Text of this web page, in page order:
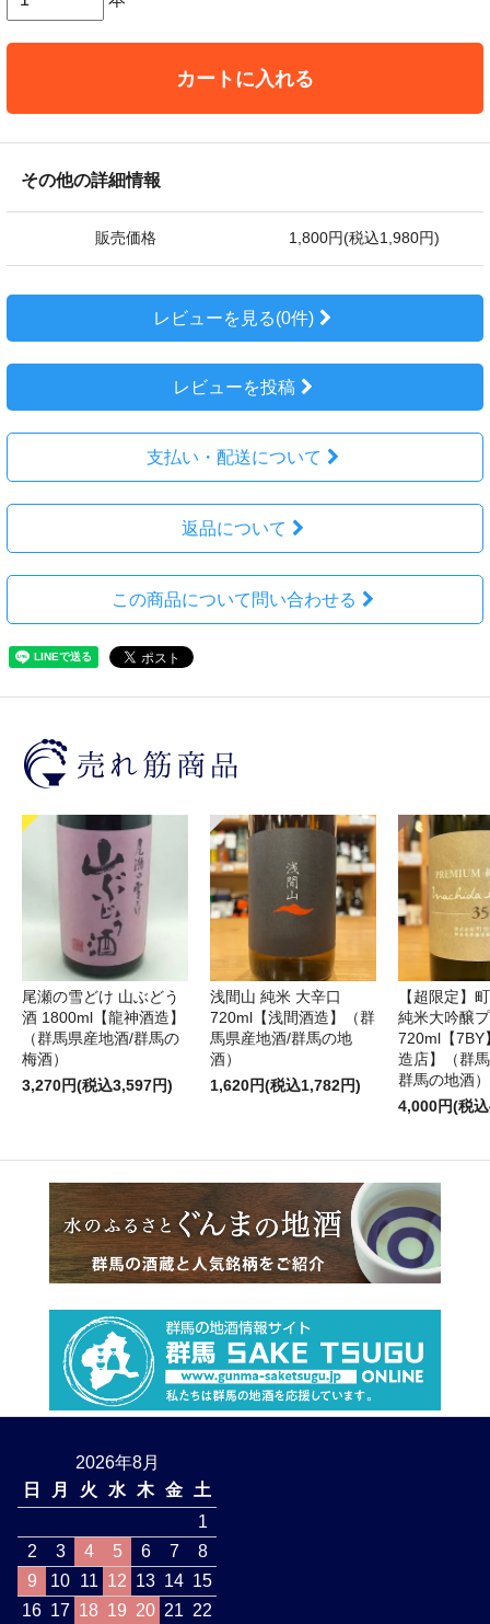
カートに入れる
その他の詳細情報
販売価格 1,800円(税込1,980円)
レビューを見る(0件)
レビューを投稿
支払い・配送について
返品について
この商品について問い合わせる
尾瀬の雪どけ 山ぶどう
酒 1800ml【龍神酒造】
（群馬県産地酒/群馬の
梅酒）
3,270円(税込3,597円)
浅間山 純米 大辛口
720ml【浅間酒造】（群
馬県産地酒/群馬の地
酒）
1,620円(税込1,782円)
【超限定】
純米大吟醸
720ml【7BY
造店】（群
群馬の地酒）
4,000円(税
2026年8月
日
月 火 水 木 金
土
1
2
3 4 5 6 7
8
9
10 11 12 13 14 15
16 17 18 19 20 21 22